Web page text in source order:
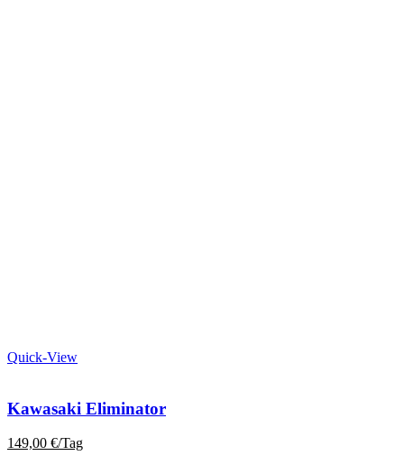
Quick-View
Kawasaki Eliminator
149,00 €/Tag